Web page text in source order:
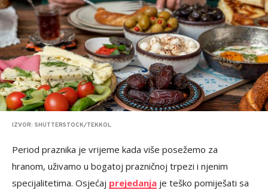
IZVOR: SHUTTERSTOCK/TEKKOL
Period praznika je vrijeme kada više posežemo za
hranom, uživamo u bogatoj prazničnoj trpezi i njenim
specijalitetima. Osjećaj prejedanja je teško pomiješati sa